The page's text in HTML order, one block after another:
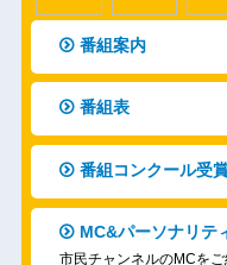
番組案内
番組表
番組コンクール受
MC&パーソナリテ
市民チャンネルのMCを